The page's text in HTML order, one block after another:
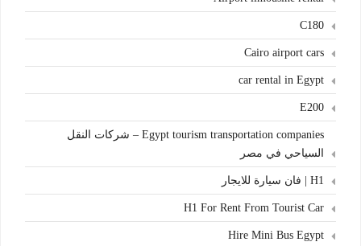
C180
Cairo airport cars
car rental in Egypt
E200
Egypt tourism transportation companies – شركات النقل
السياحي في مصر
H1 | فان سيارة للايجار
H1 For Rent From Tourist Car
Hire Mini Bus Egypt